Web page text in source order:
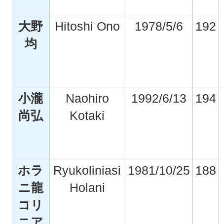
大野
均
Hitoshi Ono 1978/5/6 192
小瀧
尚弘
Naohiro
Kotaki
1992/6/13 194
ホラ
ニ龍
コリ
Ryukoliniasi
Holani
1981/10/25 188